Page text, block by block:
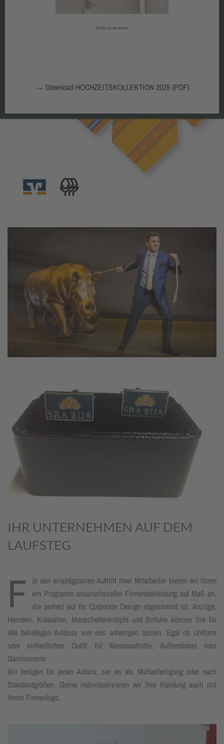
IHR UNTERNEHMEN AUF DEM
LAUFSTEG
F
ür den einprägsamen Auftritt Ihrer Mitarbeiter bieten wir Ihnen
ein Programm anspruchsvoller Firmenbekleidung auf Maß an,
die perfekt auf Ihr Corporate Design abgestimmt ist. Anzüge,
Hemden, Krawatten, Man­schetten­knöpfe und Schuhe können Sie für
alle beliebigen Anlässe von uns anfertigen lassen. Egal ob Uniform
oder einheitliches Outfit für Messeauftritte, Außendienst oder
Gastronomie:
Wir fertigen für jeden Anlass, sei es als Maßanfertigung oder nach
Standardgrößen. Gerne individualisieren wir Ihre Kleidung auch mit
Ihrem Firmenlogo.
→ Download HOCHZEITSKOLLEKTION 2025 (PDF)